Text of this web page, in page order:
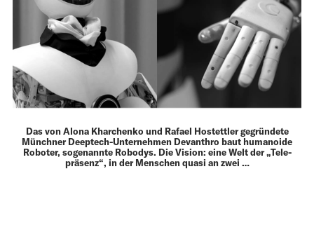
Das von Alona Kharchenko und Rafael Hostettler gegründete
Münchner Deeptech-Unternehmen Devanthro baut humanoide
Roboter, sogenannte Robodys. Die Vision: eine Welt der „Tele­
präsenz“, in der Menschen quasi an zwei …